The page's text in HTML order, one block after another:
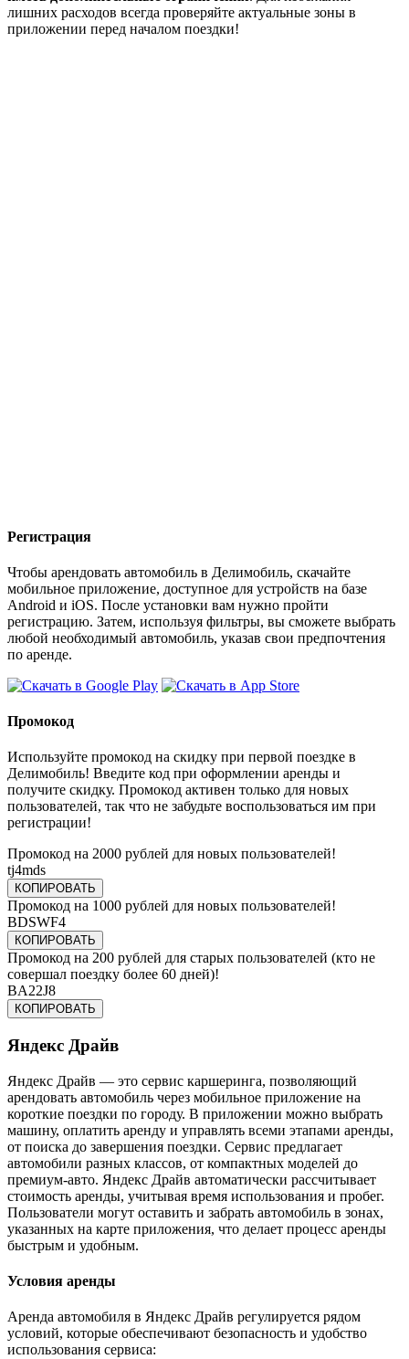
лишних расходов всегда проверяйте актуальные зоны в
приложении перед началом поездки!
Регистрация
Чтобы арендовать автомобиль в Делимобиль, скачайте
мобильное приложение, доступное для устройств на базе
Android и iOS. После установки вам нужно пройти
регистрацию. Затем, используя фильтры, вы сможете выбрать
любой необходимый автомобиль, указав свои предпочтения
по аренде.
Промокод
Используйте промокод на скидку при первой поездке в
Делимобиль! Введите код при оформлении аренды и
получите скидку. Промокод активен только для новых
пользователей, так что не забудьте воспользоваться им при
регистрации!
Промокод на 2000 рублей для новых пользователей!
tj4mds
КОПИРОВАТЬ
Промокод на 1000 рублей для новых пользователей!
BDSWF4
КОПИРОВАТЬ
Промокод на 200 рублей для старых пользователей (кто не
совершал поездку более 60 дней)!
BA22J8
КОПИРОВАТЬ
Яндекс Драйв
Яндекс Драйв — это сервис каршеринга, позволяющий
арендовать автомобиль через мобильное приложение на
короткие поездки по городу. В приложении можно выбрать
машину, оплатить аренду и управлять всеми этапами аренды,
от поиска до завершения поездки. Сервис предлагает
автомобили разных классов, от компактных моделей до
премиум-авто. Яндекс Драйв автоматически рассчитывает
стоимость аренды, учитывая время использования и пробег.
Пользователи могут оставить и забрать автомобиль в зонах,
указанных на карте приложения, что делает процесс аренды
быстрым и удобным.
Условия аренды
Аренда автомобиля в Яндекс Драйв регулируется рядом
условий, которые обеспечивают безопасность и удобство
использования сервиса: